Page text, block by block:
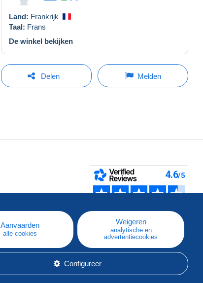
Land: Frankrijk
Taal: Frans
De winkel bekijken
Delen Melden
Aanvaarden
alle cookies
Weigeren
analytische en
advertentiecookies
Configureer